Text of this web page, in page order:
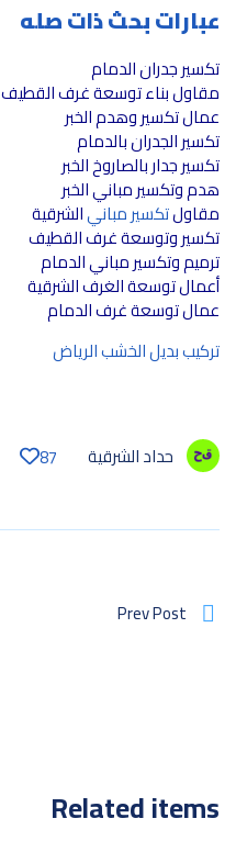
عبارات بحث ذات صله
تكسير جدران الدمام
مقاول بناء توسعة غرف القطيف
عمال تكسير وهدم الخبر
تكسير الجدران بالدمام
تكسير جدار بالصاروخ الخبر
هدم وتكسير مباني الخبر
مقاولتكسير مبانيالشرقية
تكسير وتوسعة غرف القطيف
ترميم وتكسير مباني الدمام
أعمال توسعة الغرف الشرقية
عمال توسعة غرف الدمام
تركيب بديل الخشب الرياض
حداد الشرقية 87
Prev Post
Related items